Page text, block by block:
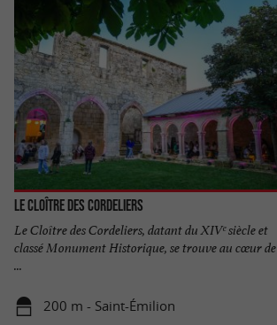
Le Cloître des Cordeliers
Le Cloître des Cordeliers, datant du XIVᵉ siècle et
classé Monument Historique, se trouve au cœur de
...
200 m - Saint-Émilion